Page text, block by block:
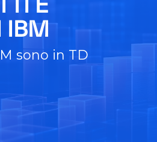
IBM
sono in TD